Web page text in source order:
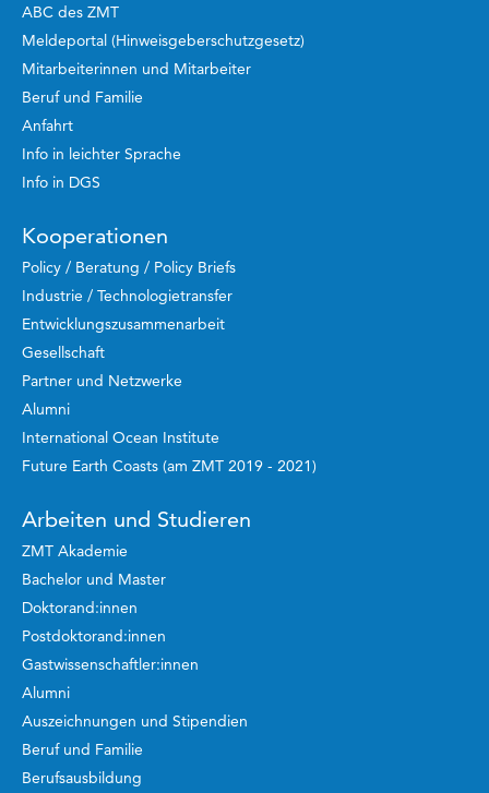
ABC des ZMT
Meldeportal (Hinweisgeberschutzgesetz)
Mitarbeiterinnen und Mitarbeiter
Beruf und Familie
Anfahrt
Info in leichter Sprache
Info in DGS
Kooperationen
Policy / Beratung / Policy Briefs
Industrie / Technologietransfer
Entwicklungszusammenarbeit
Gesellschaft
Partner und Netzwerke
Alumni
International Ocean Institute
Future Earth Coasts (am ZMT 2019 - 2021)
Arbeiten und Studieren
ZMT Akademie
Bachelor und Master
Doktorand:innen
Postdoktorand:innen
Gastwissenschaftler:innen
Alumni
Auszeichnungen und Stipendien
Beruf und Familie
Berufsausbildung